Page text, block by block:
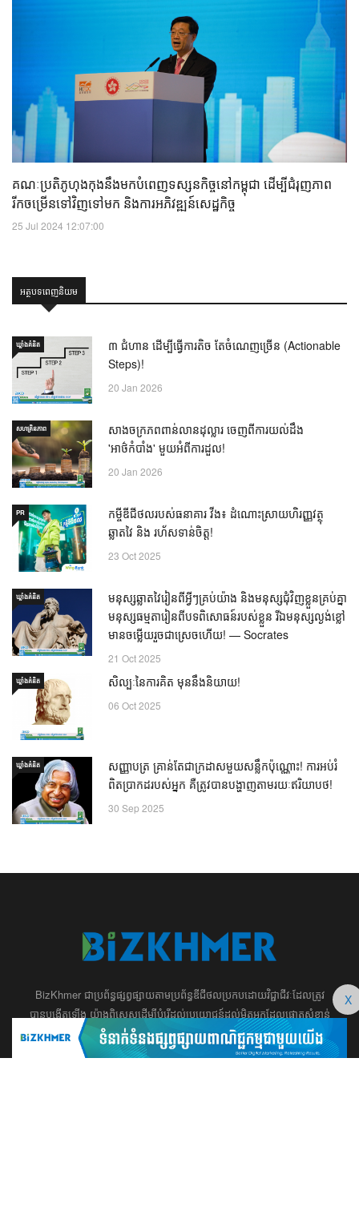
គណៈប្រតិភូហុងកុងនឹងមកបំពេញទស្សនកិច្ចនៅកម្ពុជា ដើម្បីជំរុញភាព
រីកចម្រើនទៅវិញទៅមក និងការអភិវឌ្ឍន៍សេដ្ឋកិច្ច
25 Jul 2024 12:07:00
អត្ថបទពេញនិយម
ឃ្លាំង​គំនិត
៣ ជំហាន ដើម្បីធ្វើការតិច តែចំណេញច្រើន (Actionable
Steps)!
20 Jan 2026
សហគ្រិនភាព
សាងចក្រភពពាន់លានដុល្លារ ចេញពីការយល់ដឹង
'អាថ៌កំបាំង' មួយអំពីការដួល!
20 Jan 2026
PR
កម្ចីឌីជីថលរបស់ធនាគារ វីង៖ ដំណោះស្រាយហិរញ្ញវត្ថុ
ឆ្លាតវៃ និង រហ័សទាន់ចិត្ត!
23 Oct 2025
ឃ្លាំង​គំនិត
មនុស្សឆ្លាតវៃរៀនពីអ្វីៗគ្រប់យ៉ាង និងមនុស្សជុំវិញខ្លួនគ្រប់គ្នា
មនុស្សធម្មតារៀនពីបទពិសោធន៍របស់ខ្លួន រីឯមនុស្សល្ងង់ខ្លៅ
មានចម្លើយរួចជាស្រេចហើយ! — Socrates
21 Oct 2025
ឃ្លាំង​គំនិត សិល្បៈនៃការគិត មុននឹងនិយាយ!
06 Oct 2025
ឃ្លាំង​គំនិត
សញ្ញាបត្រ គ្រាន់តែជាក្រដាសមួយសន្លឹកប៉ុណ្ណោះ! ការអប់រំ
ពិតប្រាកដរបស់អ្នក គឺត្រូវបានបង្ហាញតាមរយៈឥរិយាបថ!
30 Sep 2025
BizKhmer ​ជា​​ប្រព័ន្ធ​ផ្សព្វផ្សាយ​តាម​ប្រព័ន្ធ​ឌីជីថល​​​ប្រកប​ដោយ​វិជ្ជាជីវៈ​ដែល​​​ត្រូវ​
បាន​បង្កើតឡើង យ៉ាង​ពិសេស​​ដើម្បី​បំរើ​ដល់​ប្រយោជន៍​​​ដល់​មិត្ត​អ្នក​ដែល​ផ្ដោត​សំខាន់​
ទៅ​លើ​អត្ថបទ​ សហគ្រិន​ភាព អប់រំ ​​អាជីវកម្ម​ ​ការ​វិនិយោគ​ ​អភិវឌ្ឍន៍​អាជីព​ និង​
អចលនទ្រព្យ។ ​ក្រុម​​ការងារ​របស់​យើង​ ​​ មាន​ឆន្ទៈ​​មុតមាំ​​​ក្នុង​​ការ​សរសេរ​​អត្ថបទ​​ ដែល​
X